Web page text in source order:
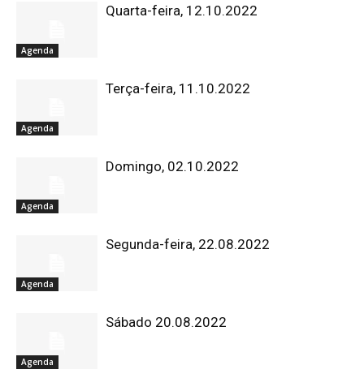
Agenda
Quarta-feira, 12.10.2022
Agenda
Terça-feira, 11.10.2022
Agenda
Domingo, 02.10.2022
Agenda
Segunda-feira, 22.08.2022
Agenda
Sábado 20.08.2022